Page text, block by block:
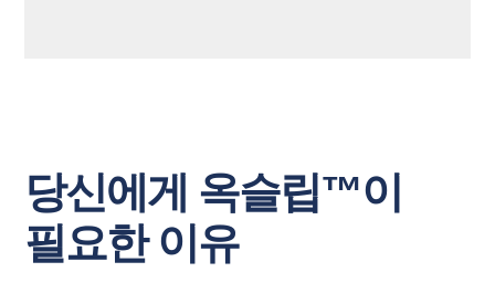
당신에게 옥슬립™이
필요한 이유